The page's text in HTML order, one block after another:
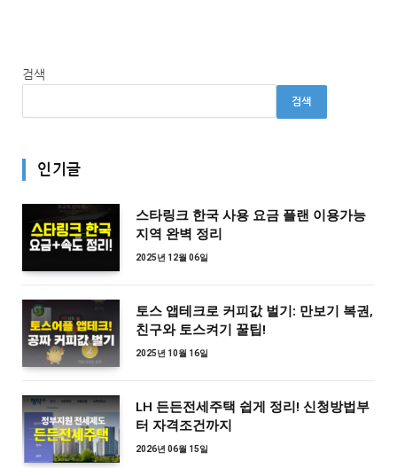
검색
검색
인기글
스타링크 한국 사용 요금 플랜 이용가능
지역 완벽 정리
2025년 12월 06일
토스 앱테크로 커피값 벌기: 만보기 복권,
친구와 토스켜기 꿀팁!
2025년 10월 16일
LH 든든전세주택 쉽게 정리! 신청방법부
터 자격조건까지
2026년 06월 15일